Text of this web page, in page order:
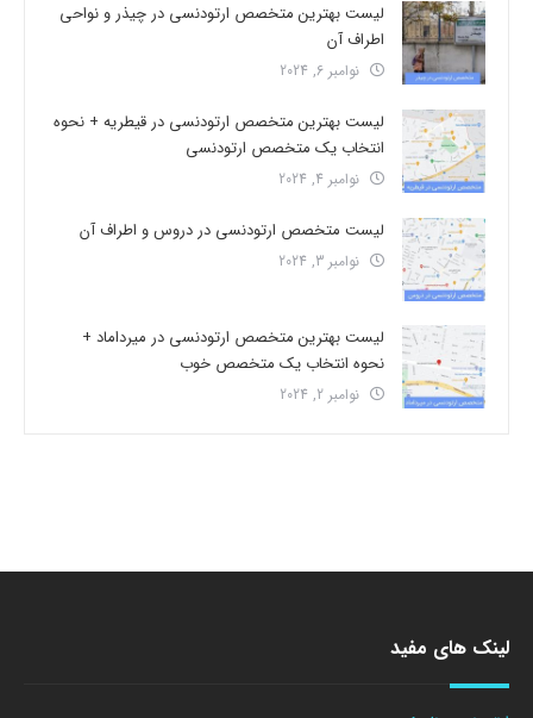
لیست بهترین متخصص ارتودنسی در چیذر و نواحی
اطراف آن
نوامبر 6, 2024
لیست بهترین متخصص ارتودنسی در قیطریه + نحوه
انتخاب یک متخصص ارتودنسی
نوامبر 4, 2024
لیست متخصص ارتودنسی در دروس و اطراف آن
نوامبر 3, 2024
لیست بهترین متخصص ارتودنسی در میرداماد +
نحوه انتخاب یک متخصص خوب
نوامبر 2, 2024
لینک های مفید